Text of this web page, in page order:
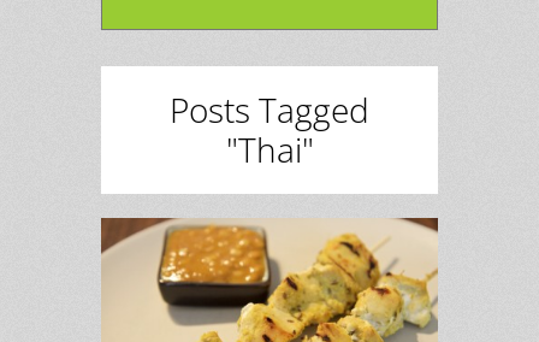
Posts Tagged
"Thai"